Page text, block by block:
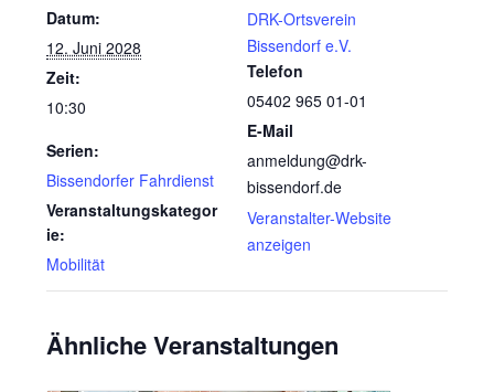
Datum:
12. Juni 2028
Zeit:
10:30
Serien:
Bissendorfer Fahrdienst
Veranstaltungskategor
ie:
Mobilität
DRK-Ortsverein
Bissendorf e.V.
Telefon
05402 965 01-01
E-Mail
anmeldung@drk-
bissendorf.de
Veranstalter-Website
anzeigen
Ähnliche Veranstaltungen